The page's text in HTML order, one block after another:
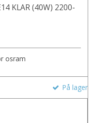
KLAR (40W) 2200-
På lager